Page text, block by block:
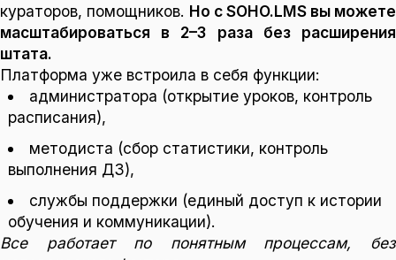
кураторов, помощников. Но с SOHO.LMS вы можете
масштабироваться в 2–3 раза без расширения
штата.
Платформа уже встроила в себя функции:
администратора (открытие уроков, контроль
расписания),
методиста (сбор статистики, контроль
выполнения ДЗ),
службы поддержки (единый доступ к истории
обучения и коммуникации).
Все работает по понятным процессам, без